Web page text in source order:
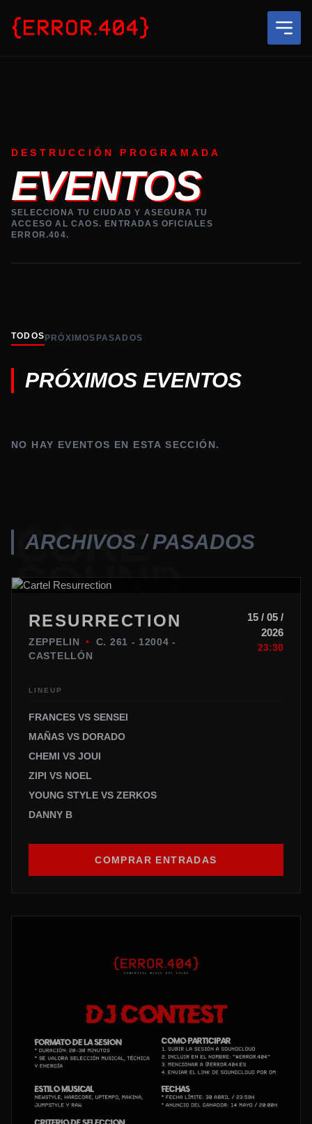
CORE
SOUND
DESTRUCCIÓN PROGRAMADA
EVENTOS
SELECCIONA TU CIUDAD Y ASEGURA TU
ACCESO AL CAOS. ENTRADAS OFICIALES
ERROR.404.
TODOS PRÓXIMOS PASADOS
PRÓXIMOS EVENTOS
NO HAY EVENTOS EN ESTA SECCIÓN.
ARCHIVOS / PASADOS
RESURRECTION
ZEPPELIN •
C. 261 - 12004 -
CASTELLÓN
15 / 05 /
2026
23:30
LINEUP
FRANCES VS SENSEI
MAÑAS VS DORADO
CHEMI VS JOUI
ZIPI VS NOEL
YOUNG STYLE VS ZERKOS
DANNY B
COMPRAR ENTRADAS